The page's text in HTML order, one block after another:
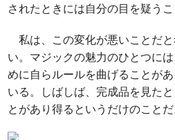
されたときには自分の目を疑うこ
私は、この変化が悪いことだ
い。マジックの魅力のひとつに
めに自らルールを曲げることが
いる。しばしば、完成品を見た
とがあり得るというだけのことだ